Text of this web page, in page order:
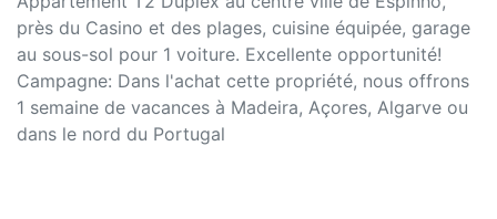
près du Casino et des plages, cuisine équipée, garage
au sous-sol pour 1 voiture. Excellente opportunité!
Campagne: Dans l'achat cette propriété, nous offrons
1 semaine de vacances à Madeira, Açores, Algarve ou
dans le nord du Portugal